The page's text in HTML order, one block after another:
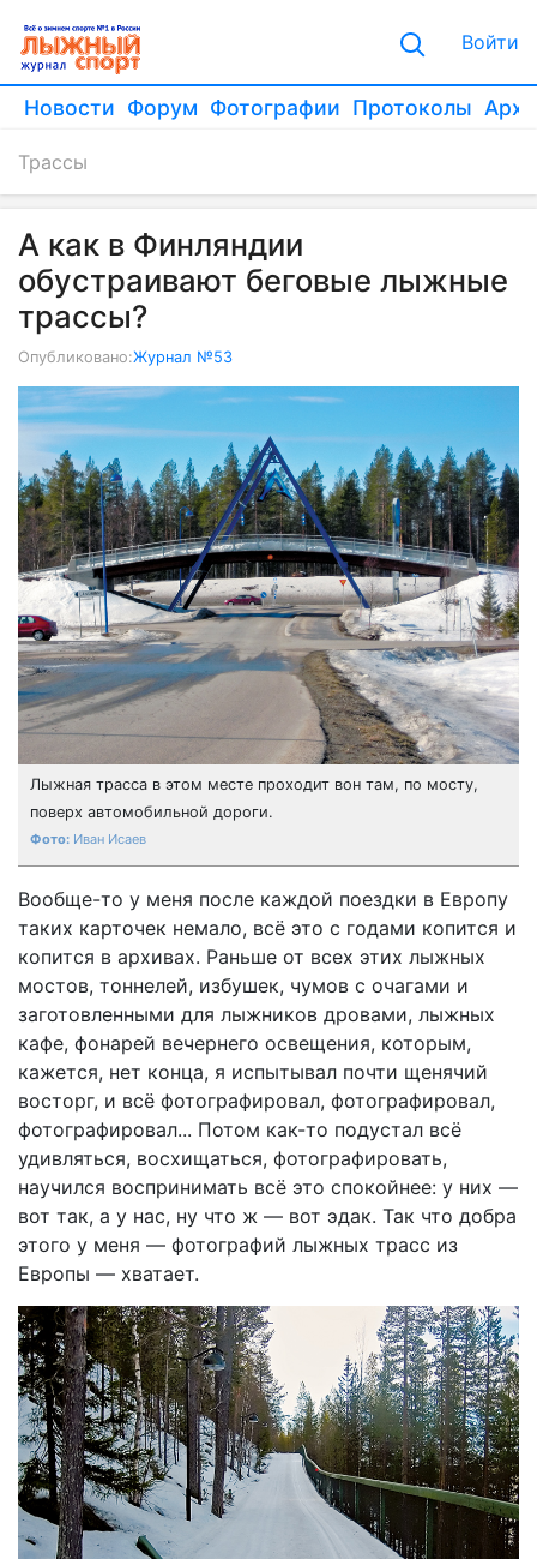
Войти
Новости Форум Фотографии Протоколы
Трассы
А как в Финляндии
обустраивают беговые лыжные
трассы?
Опубликовано:Журнал №53
Лыжная трасса в этом месте проходит вон там, по мосту,
поверх автомобильной дороги.
Иван Исаев
Вообще-то у меня после каждой поездки в Европу
таких карточек немало, всё это с годами копится и
копится в архивах. Раньше от всех этих лыжных
мостов, тоннелей, избушек, чумов с очагами и
заготовленными для лыжников дровами, лыжных
кафе, фонарей вечернего освещения, которым,
кажется, нет конца, я испытывал почти щенячий
восторг, и всё фотографировал, фотографировал,
фотографировал... Потом как-то подустал всё
удивляться, восхищаться, фотографировать,
научился воспринимать всё это спокойнее: у них —
вот так, а у нас, ну что ж — вот эдак. Так что добра
этого у меня — фотографий лыжных трасс из
Европы — хватает.